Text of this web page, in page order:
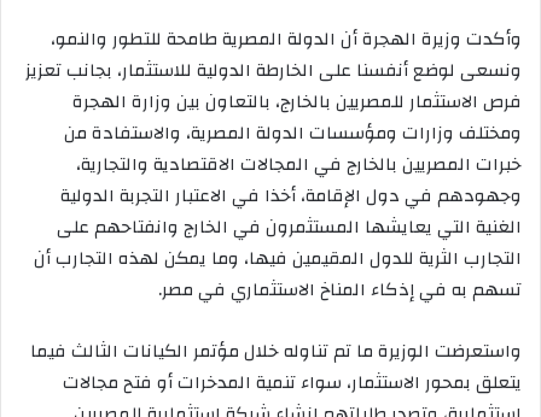
وأكدت وزيرة الهجرة أن الدولة المصرية طامحة للتطور والنمو،
ونسعى لوضع أنفسنا على الخارطة الدولية للاستثمار، بجانب تعزيز
فرص الاستثمار للمصريين بالخارج، بالتعاون بين وزارة الهجرة
ومختلف وزارات ومؤسسات الدولة المصرية، والاستفادة من
خبرات المصريين بالخارج في المجالات الاقتصادية والتجارية،
وجهودهم في دول الإقامة، أخذا في الاعتبار التجربة الدولية
الغنية التي يعايشها المستثمرون في الخارج وانفتاحهم على
التجارب الثرية للدول المقيمين فيها، وما يمكن لهذه التجارب أن
تسهم به في إذكاء المناخ الاستثماري في مصر.
واستعرضت الوزيرة ما تم تناوله خلال مؤتمر الكيانات الثالث فيما
يتعلق بمحور الاستثمار، سواء تنمية المدخرات أو فتح مجالات